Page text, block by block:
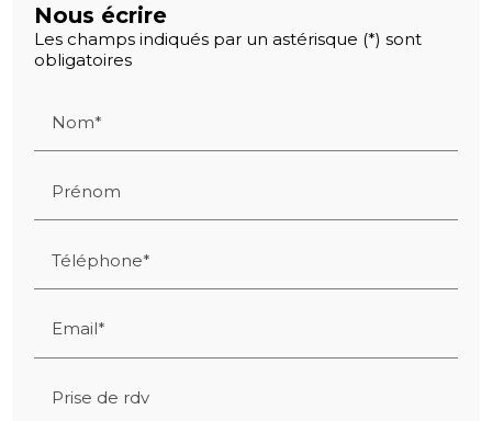
Nous écrire
Les champs indiqués par un astérisque (*) sont
obligatoires
Nom*
Prénom
Téléphone*
Email*
Prise de rdv